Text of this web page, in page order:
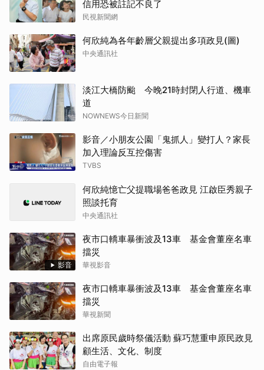
信用恐被註記不良了
民視新聞網
何欣純為各年齡層父親提出多項政見(圖)
中央通訊社
淡江大橋防颱 今晚21時封閉人行道、機車
道
NOWNEWS今日新聞
影音／小朋友公園「鬼抓人」變打人？家長
加入理論反互控傷害
TVBS
何欣純憶亡父提職場爸爸政見 江啟臣秀親子
照談托育
中央通訊社
影音
夜市口轎車暴衝波及13車 基金會董座名車
擋災
華視影音
夜市口轎車暴衝波及13車 基金會董座名車
擋災
華視新聞
出席原民歲時祭儀活動 蘇巧慧重申原民政見
顧生活、文化、制度
自由電子報